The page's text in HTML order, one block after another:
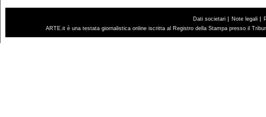
Dati societari | Note legali |
ARTE.it è una testata giornalistica online iscritta al Registro della Stampa presso il